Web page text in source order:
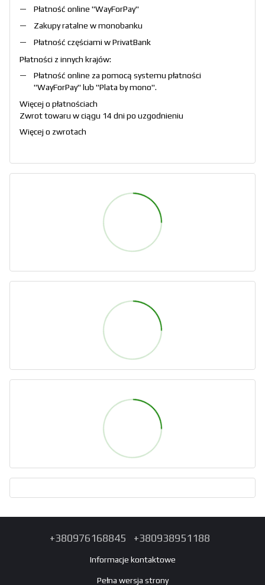
Płatność online "WayForPay"
Zakupy ratalne w monobanku
Płatność częściami w PrivatBank
Płatności z innych krajów:
Płatność online za pomocą systemu płatności
"WayForPay" lub "Plata by mono".
Więcej o płatnościach
Zwrot towaru w ciągu 14 dni po uzgodnieniu
Więcej o zwrotach
+380976168845 +380938951188
Informacje kontaktowe
Pełna wersja strony